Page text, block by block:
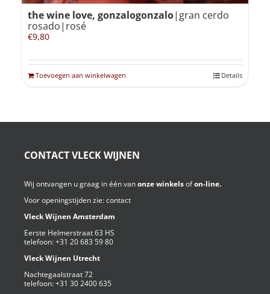
the wine love, gonzalogonzalo|gran cerdo
rosado|rosé
€9,80
Toevoegen aan winkelwagen Details
CONTACT VLECK WIJNEN
Wij ontvangen u graag in één vanonze winkelsofon-line.
Voor openingstijden zie:contact
Vleck Wijnen Amsterdam
Eerste Helmerstraat 63 HS
telefoon:+31 20 683 59 80
Vleck Wijnen Utrecht
Nachtegaalstraat 72
telefoon:+31 30 2400 635